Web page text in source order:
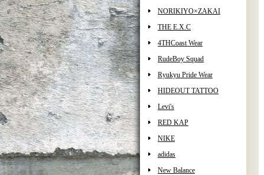
NORIKIYO×ZAKAI
THE E.X.C
4THCoast Wear
RudeBoy Squad
Ryukyu Pride Wear
HIDEOUT TATTOO
Levi's
RED KAP
NIKE
adidas
New Balance